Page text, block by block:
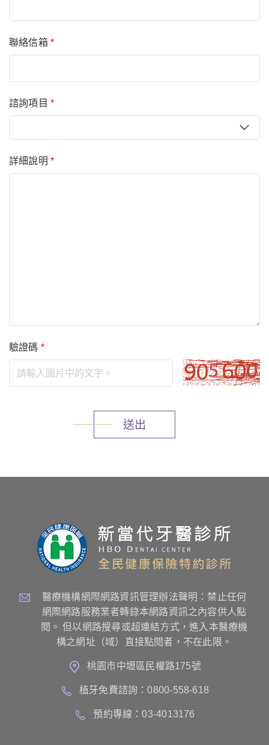
聯絡信箱*
諮詢項目*
詳細說明*
驗證碼 *
送出
醫療機構網際網路資訊管理辦法聲明：禁止任何
網際網路服務業者轉錄本網路資訊之內容供人點
閱。 但以網路搜尋或超連結方式，進入本醫療機
構之網址（域）直接點閱者，不在此限。
桃園市中壢區民權路175號
植牙免費諮詢：0800-558-618
預約專線：03-4013176